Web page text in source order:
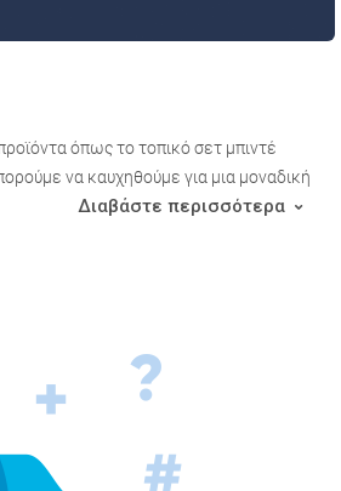
όπως το τοπικό σετ μπιντέ
να καυχηθούμε για μια μοναδική
Διαβάστε περισσότερα